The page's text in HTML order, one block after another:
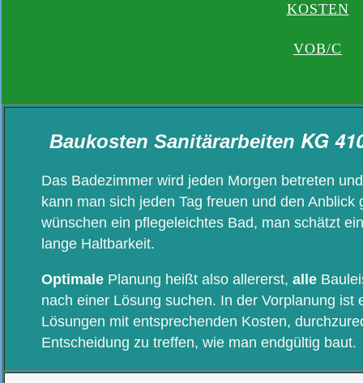
KOSTEN
VOB/C
Baukosten Sanitärarbeiten KG
Das Badezimmer wird jeden Morgen betreten
kann man sich jeden Tag freuen und den
wünschen ein pflegeleichtes Bad, man schätzt
lange Haltbarkeit.
Optimale Planung heißt also allererst, alle
nach einer Lösung suchen. In der Vorplanung ist
Lösungen mit entsprechenden Kosten,
Entscheidung zu treffen, wie man endgültig baut.